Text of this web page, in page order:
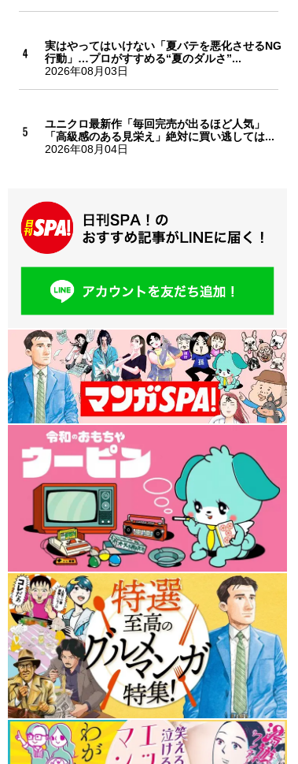
実はやってはいけない「夏バテを悪化させるNG
行動」…プロがすすめる“夏のダルさ”...
2026年08月03日
ユニクロ最新作「毎回完売が出るほど人気」
「高級感のある見栄え」絶対に買い逃しては...
2026年08月04日